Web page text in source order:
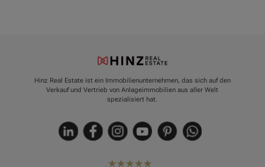
Hinz Real Estate ist ein Immobilienunternehmen, das sich auf den
Verkauf und Vertrieb von Anlageimmobilien aus aller Welt
spezialisiert hat.